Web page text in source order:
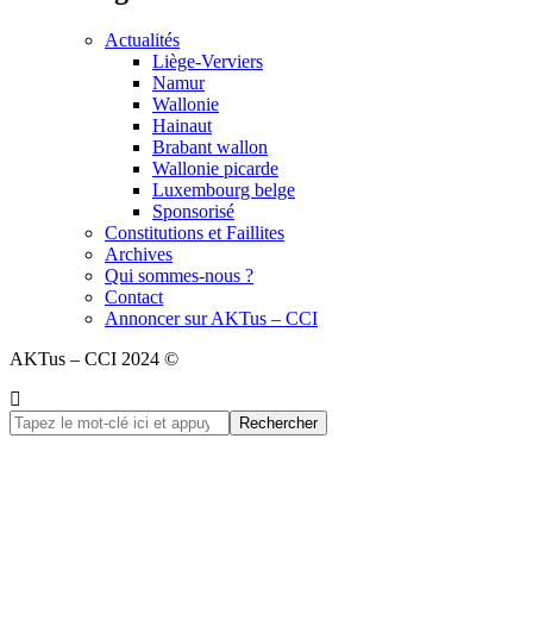
Actualités
Liège-Verviers
Namur
Wallonie
Hainaut
Brabant wallon
Wallonie picarde
Luxembourg belge
Sponsorisé
Constitutions et Faillites
Archives
Qui sommes-nous ?
Contact
Annoncer sur AKTus – CCI
AKTus – CCI 2024 ©